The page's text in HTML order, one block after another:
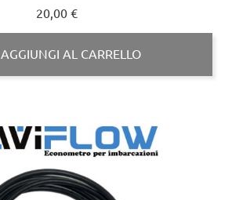
20,00 €Prezzo
AGGIUNGI AL CARRELLO